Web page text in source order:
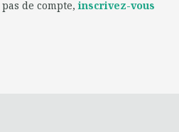
pas de compte,inscrivez-vous